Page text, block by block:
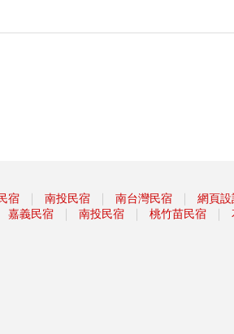
宿 ｜ 南投民宿 ｜ 南台灣民宿 ｜ 網頁設
嘉義民宿 ｜ 南投民宿 ｜ 桃竹苗民宿 ｜